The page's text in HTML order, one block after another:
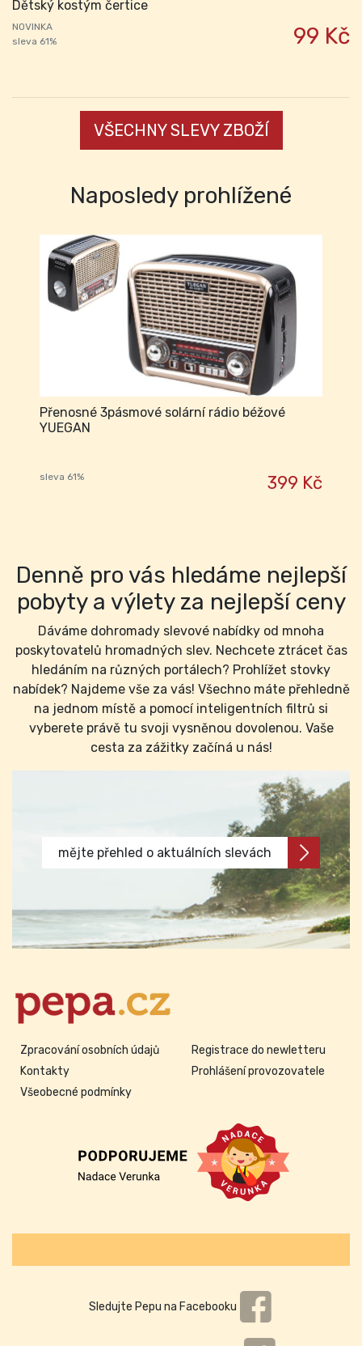
Dětský kostým čertice
NOVINKA
sleva 61%
99 Kč
VŠECHNY SLEVY ZBOŽÍ
Naposledy prohlížené
Přenosné 3pásmové solární rádio béžové
YUEGAN
sleva 61% 399 Kč
Denně pro vás hledáme nejlepší
pobyty a výlety za nejlepší ceny
Dáváme dohromady slevové nabídky od mnoha
poskytovatelů hromadných slev. Nechcete ztrácet čas
hledáním na různých portálech? Prohlížet stovky
nabídek? Najdeme vše za vás! Všechno máte přehledně
na jednom místě a pomocí inteligentních filtrů si
vyberete právě tu svoji vysněnou dovolenou. Vaše
cesta za zážitky začíná u nás!
mějte přehled o aktuálních slevách
Zpracování osobních údajů
Kontakty
Všeobecné podmínky
Registrace do newletteru
Prohlášení provozovatele
Sledujte Pepu na Facebooku